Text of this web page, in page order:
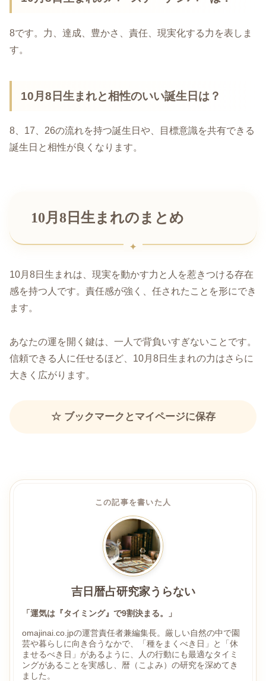
8です。力、達成、豊かさ、責任、現実化する力を表しま
す。
10月8日生まれと相性のいい誕生日は？
8、17、26の流れを持つ誕生日や、目標意識を共有できる
誕生日と相性が良くなります。
10月8日生まれのまとめ
10月8日生まれは、現実を動かす力と人を惹きつける存在
感を持つ人です。責任感が強く、任されたことを形にでき
ます。
あなたの運を開く鍵は、一人で背負いすぎないことです。
信頼できる人に任せるほど、10月8日生まれの力はさらに
大きく広がります。
☆ ブックマークとマイページに保存
この記事を書いた人
吉日暦占研究家うらない
「運気は『タイミング』で9割決まる。」
omajinai.co.jpの運営責任者兼編集長。厳しい自然の中で園
芸や暮らしに向き合うなかで、「種をまくべき日」と「休
ませるべき日」があるように、人の行動にも最適なタイミ
ングがあることを実感し、暦（こよみ）の研究を深めてき
ました。